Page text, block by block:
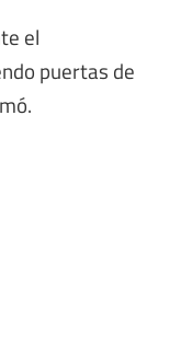
el
puertas de